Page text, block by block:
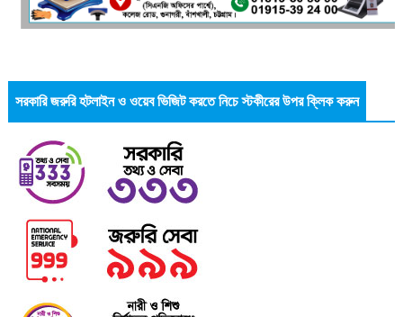
সরকারি জরুরি হটলাইন ও ওয়েব ভিজিট করতে নিচে স্টকীরের উপর ক্লিক করুন